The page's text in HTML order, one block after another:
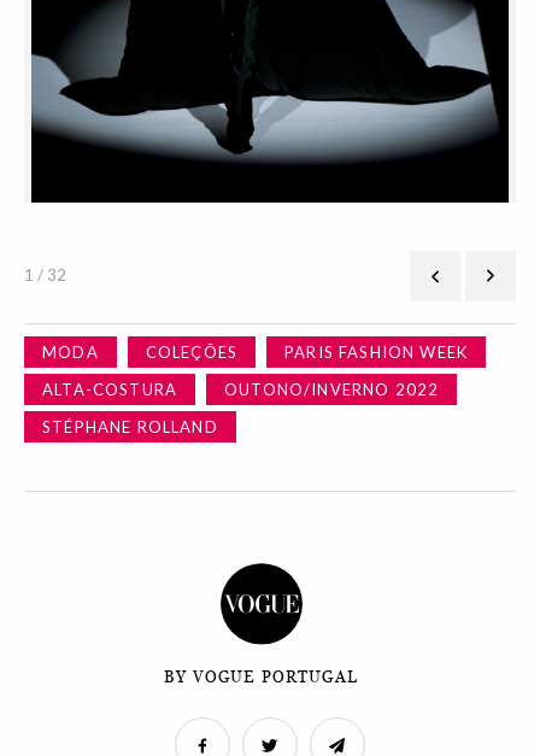
1 / 32
MODA COLEÇÕES
PARIS FASHION WEEK
ALTA-COSTURA
OUTONO/INVERNO 2022
STÉPHANE ROLLAND
BY VOGUE PORTUGAL